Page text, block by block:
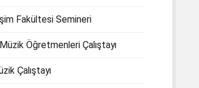
Fakültesi Semineri
Öğretmenleri Çalıştayı
Çalıştayı